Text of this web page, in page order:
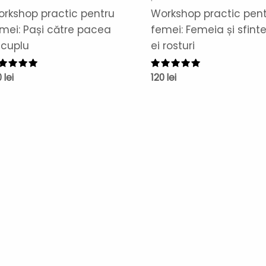
practic pentru
Pași către pacea
la
lei
Workshop practic
femei: Femeia și
ei rosturi
Evaluat la
120 lei